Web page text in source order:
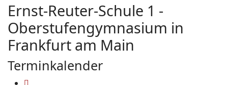
Ernst-Reuter-Schule 1 -
Oberstufengymnasium in
Frankfurt am Main
Terminkalender